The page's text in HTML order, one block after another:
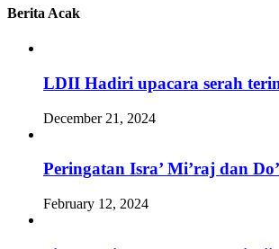
Berita Acak
LDII Hadiri upacara serah
December 21, 2024
Peringatan Isra’ Mi’raj dan
February 12, 2024